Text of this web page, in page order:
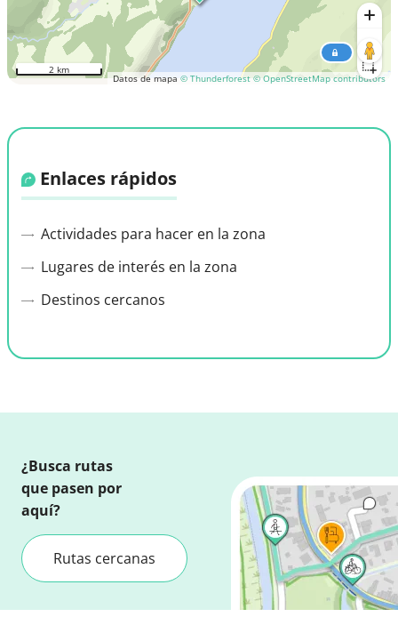
Datos de mapa © Thunderforest © OpenStreetMap contributors
2 km
Enlaces rápidos
Actividades para hacer en la zona
Lugares de interés en la zona
Destinos cercanos
¿Busca rutas
que pasen por
aquí?
Rutas cercanas